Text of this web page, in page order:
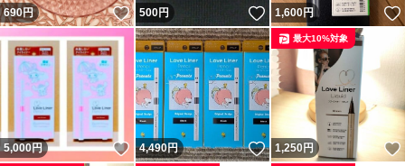
690円 いいね！
500円 いいね！
1,600円
5,000円 いいね！
4,490円 いいね！
1,250円
最大10%対象